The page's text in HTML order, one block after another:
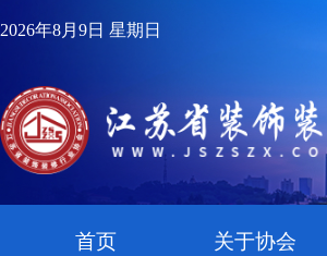
2026年8月9日 星期日
首页 关于协会